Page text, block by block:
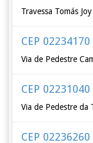
Travessa Tomás Joy
CEP 02234170
Via de Pedestre
CEP 02231040
Via de Pedestre da
CEP 02236260